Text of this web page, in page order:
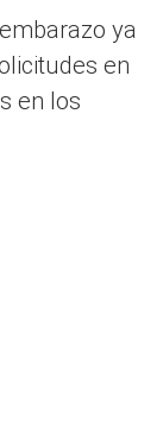
ya
en
en los